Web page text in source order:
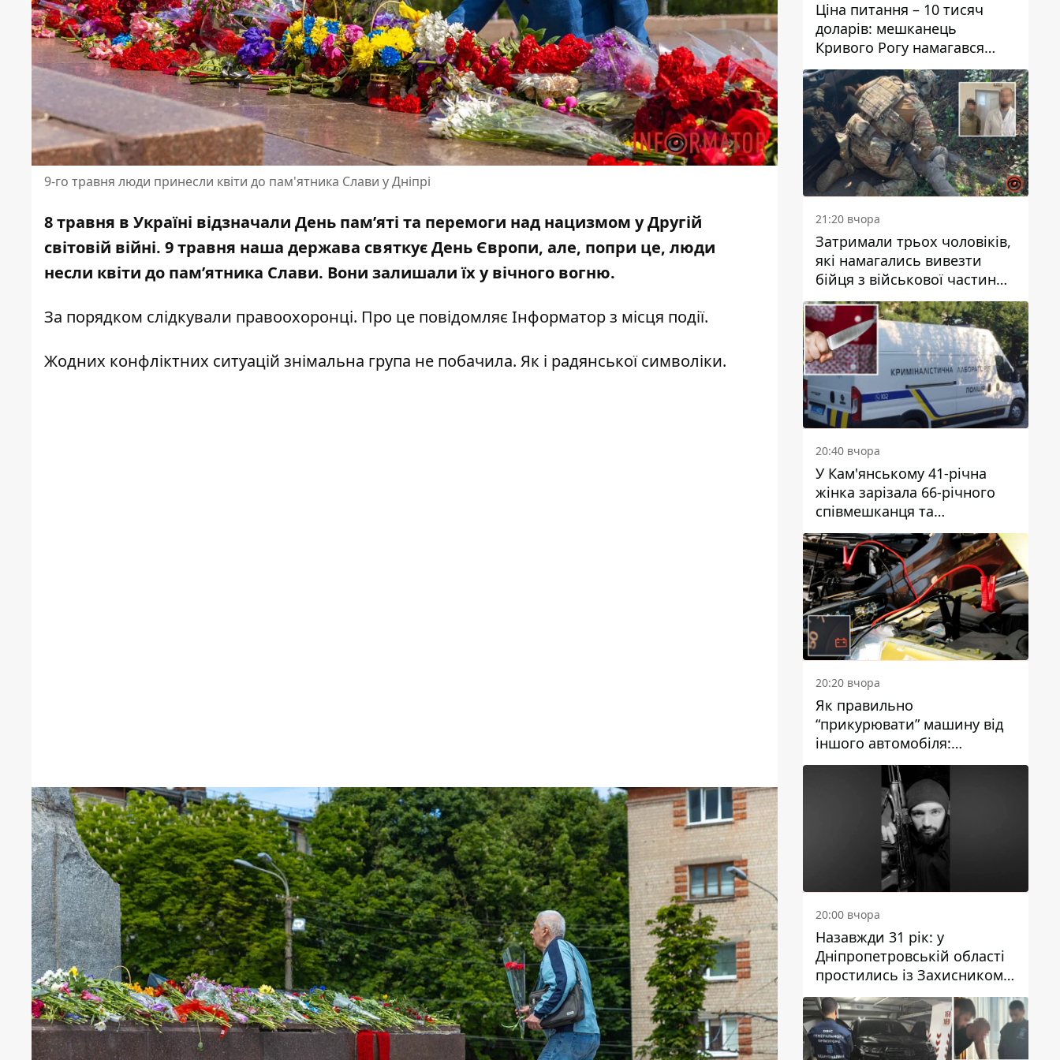
9-го травня люди принесли квіти до пам'ятника Слави у Дніпрі
8 травня в Україні відзначали День пам’яті та перемоги над нацизмом у Другій
світовій війні. 9 травня наша держава святкує День Європи, але, попри це, люди
несли квіти до пам’ятника Слави. Вони залишали їх у вічного вогню.
За порядком слідкували правоохоронці. Про це повідомляє Інформатор з місця події.
Жодних конфліктних ситуацій знімальна група не побачила. Як і радянської символіки.
Ціна питання – 10 тисяч
доларів: мешканець
Кривого Рогу намагався
переправити чоловіка до
Словаччини
21:20 вчора
Затримали трьох чоловіків,
які намагались вивезти
бійця з військової частини
до Дніпра за 7 тисяч
доларів: серед них був лікар
20:40 вчора
У Кам'янському 41-річна
жінка зарізала 66-річного
співмешканця та
намагалась обманути
поліцейських
20:20 вчора
Як правильно
“прикурювати” машину від
іншого автомобіля:
інструкція для водіїв
20:00 вчора
Назавжди 31 рік: у
Дніпропетровській області
простились із Захисником
Олександром Рєпіним